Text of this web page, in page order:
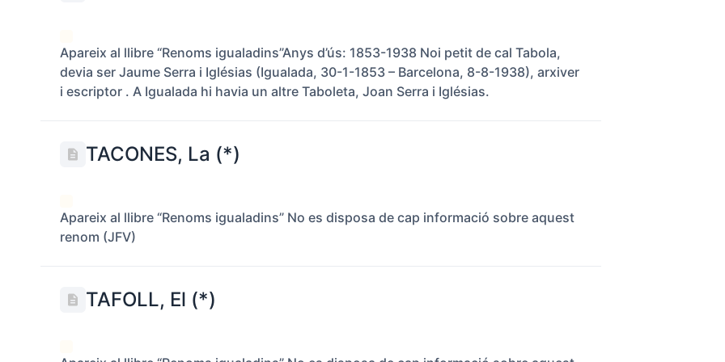
Apareix al llibre “Renoms igualadins”Anys d’ús: 1853-1938 Noi petit de cal Tabola,
devia ser Jaume Serra i Iglésias (Igualada, 30-1-1853 – Barcelona, 8-8-1938), arxiver
i escriptor . A Igualada hi havia un altre Taboleta, Joan Serra i Iglésias.
TACONES, La (*)
Apareix al llibre “Renoms igualadins” No es disposa de cap informació sobre aquest
renom (JFV)
TAFOLL, El (*)